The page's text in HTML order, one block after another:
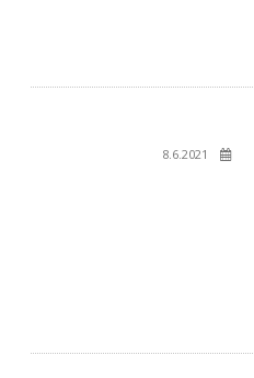
8.6.2021